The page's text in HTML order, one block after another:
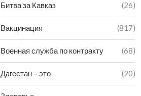
Битва за Кавказ (26)
Вакцинация (817)
Военная служба по контракту (68)
Дагестан – это (20)